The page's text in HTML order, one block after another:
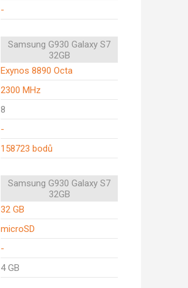
-
Samsung G930 Galaxy S7
32GB
Exynos 8890 Octa
2300 MHz
8
-
158723 bodů
Samsung G930 Galaxy S7
32GB
32 GB
microSD
-
4 GB